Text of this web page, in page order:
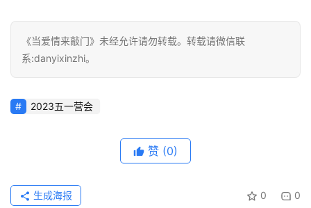
《当爱情来敲门》未经允许请勿转载。转载请微信联
系:danyixinzhi。
2023五一营会
赞 (0)
0 0
生成海报